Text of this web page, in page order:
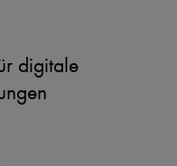
digitale